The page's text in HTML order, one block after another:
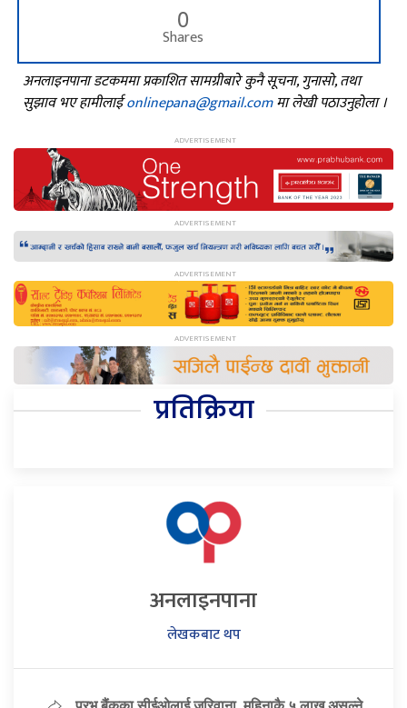
0
Shares
अनलाइनपाना डटकममा प्रकाशित सामग्रीबारे कुनै सूचना, गुनासो, तथा
सुझाव भए हामीलाईonlinepana@gmail.comमा लेखी पठाउनुहोला ।
प्रतिक्रिया
अनलाइनपाना
लेखकबाट थप